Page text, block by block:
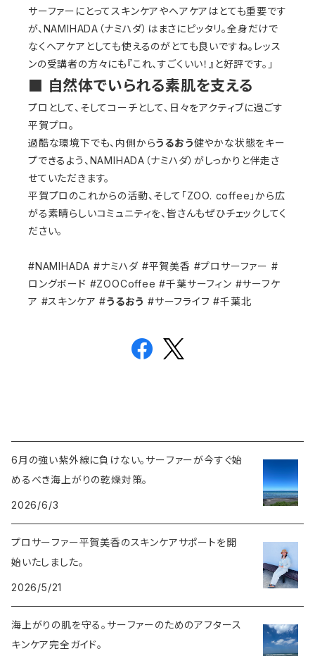
サーファーにとってスキンケアやヘアケアはとても重要です
が、NAMIHADA（ナミハダ）はまさにピッタリ。全身だけで
なくヘアケアとしても使えるのがとても良いですね。レッス
ンの受講者の方々にも『これ、すごくいい！』と好評です。」
■ 自然体でいられる素肌を支える
プロとして、そしてコーチとして、日々をアクティブに過ごす
平賀プロ。
過酷な環境下でも、内側からうるおう健やかな状態をキー
プできるよう、NAMIHADA（ナミハダ）がしっかりと伴走さ
せていただきます。
平賀プロのこれからの活動、そして「ZOO. coffee」から広
がる素晴らしいコミュニティを、皆さんもぜひチェックしてく
ださい。
#NAMIHADA #ナミハダ #平賀美香 #プロサーファー #
ロングボード #ZOOCoffee #千葉サーフィン #サーフケ
ア #スキンケア #うるおう #サーフライフ #千葉北
6月の強い紫外線に負けない。サーファーが今すぐ始
めるべき海上がりの乾燥対策。
2026/6/3
プロサーファー平賀美香のスキンケアサポートを開
始いたしました。
2026/5/21
海上がりの肌を守る。サーファーのためのアフタース
キンケア完全ガイド。